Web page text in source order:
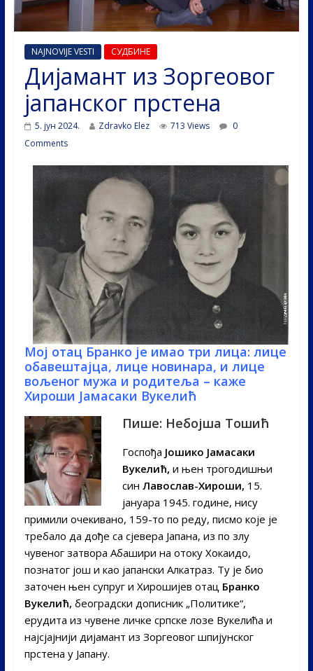
NAJNOVIJE VESTI СУДБИНЕ
Дијамант из Зоргеовог
јапанског прстена
5. јун 2024. Zdravko Elez 713 Views
0
Comments
Мој отац Бранко је имао три лица: лице
обавештајца, лице новинара, и лице
вољеног мужа и родитеља – каже
Хироши Јамасаки Вукелић
Пише: Небојша Тошић
Госпођа Јошико Јамасаки
Вукелић, и њен трогодишњи
син Лавослав-Хироши, 15.
јануара 1945. године, нису
примили очекивано, 159-то по реду, писмо које је
требало да дође са сјевера Јапана, из по злу
чувеног затвора Абашири на отоку Хокаидо,
познатог још и као јапански Алкатраз. Ту је био
заточен њен супруг и Хирошијев отац Бранко
Вукелић, београдски дописник „Политике“,
ерудита из чувене личке српске лозе Вукелића и
најсјајнији дијамант из Зоргеовог шпијунског
прстена у Јапану.